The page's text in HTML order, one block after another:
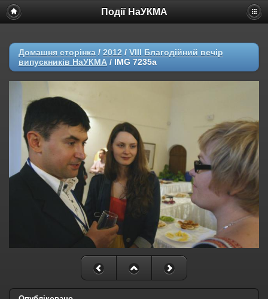
Події НаУКМА
Домашня сторінка / 2012 / VIII Благодійний вечір
випускників НаУКМА / IMG 7235a